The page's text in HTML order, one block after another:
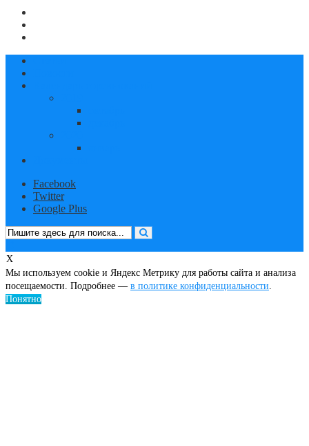
Facebook
Twitter
Google Plus
X
Мы используем cookie и Яндекс Метрику для работы сайта и анализа
посещаемости. Подробнее — в политике конфиденциальности
Понятно